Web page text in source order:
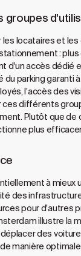
groupes
les locataires et
:
d'un accès dédié
parking garanti
l'accès des
ces différents
Plutôt que de
plus
à
des
pour d'autres
illustre la
des
manière